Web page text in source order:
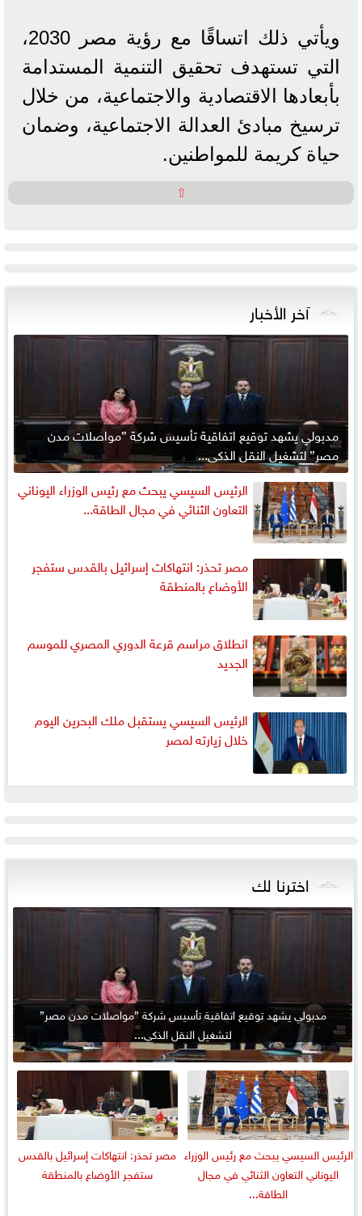
ويأتي ذلك اتساقًا مع رؤية مصر 2030،
التي تستهدف تحقيق التنمية المستدامة
بأبعادها الاقتصادية والاجتماعية، من خلال
ترسيخ مبادئ العدالة الاجتماعية، وضمان
حياة كريمة للمواطنين.
⇧
آخر الأخبار
مدبولي يشهد توقيع اتفاقية تأسيس شركة ”مواصلات مدن
مصر” لتشغيل النقل الذكي...
الرئيس السيسي يبحث مع رئيس الوزراء اليوناني
التعاون الثنائي في مجال الطاقة...
مصر تحذر: انتهاكات إسرائيل بالقدس ستفجر
الأوضاع بالمنطقة
انطلاق مراسم قرعة الدوري المصري للموسم
الجديد
الرئيس السيسي يستقبل ملك البحرين اليوم
خلال زيارته لمصر
اخترنا لك
مدبولي يشهد توقيع اتفاقية تأسيس شركة ”مواصلات مدن مصر”
لتشغيل النقل الذكي...
الرئيس السيسي يبحث مع رئيس الوزراء
اليوناني التعاون الثنائي في مجال
الطاقة...
مصر تحذر: انتهاكات إسرائيل بالقدس
ستفجر الأوضاع بالمنطقة